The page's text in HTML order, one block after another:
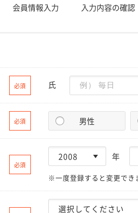
会員情報入力 入力内容の確認
必須 氏
必須 男性
必須
年
※一度登録すると変更でき